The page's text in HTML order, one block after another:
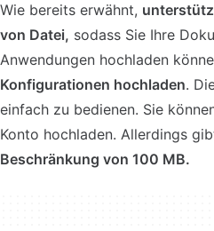
Wie bereits erwähnt,
von Datei, sodass Sie Ihre
Anwendungen hochladen
Konfigurationen hochladen.
einfach zu bedienen. Sie
Konto hochladen. Allerdings
Beschränkung von 100 MB.